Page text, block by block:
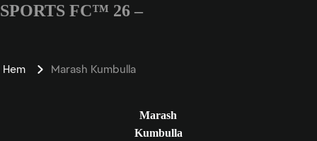
SPORTS FC™ 26 –
Hem Marash Kumbulla
Marash
Kumbulla